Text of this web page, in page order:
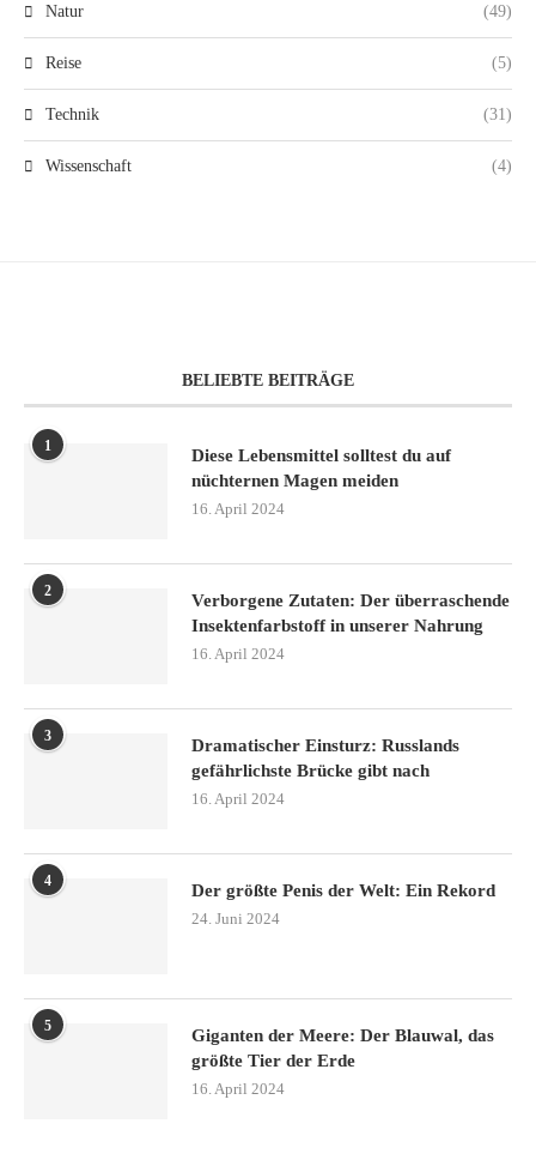
Natur (49)
Reise (5)
Technik (31)
Wissenschaft (4)
BELIEBTE BEITRÄGE
1
Diese Lebensmittel solltest du auf
nüchternen Magen meiden
16. April 2024
2
Verborgene Zutaten: Der überraschende
Insektenfarbstoff in unserer Nahrung
16. April 2024
3
Dramatischer Einsturz: Russlands
gefährlichste Brücke gibt nach
16. April 2024
4
Der größte Penis der Welt: Ein Rekord
24. Juni 2024
5
Giganten der Meere: Der Blauwal, das
größte Tier der Erde
16. April 2024